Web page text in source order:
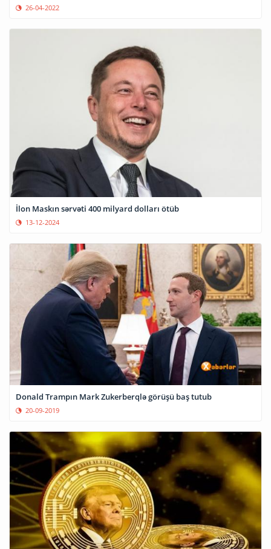
26-04-2022
İlon Maskın sərvəti 400 milyard dolları ötüb
13-12-2024
Donald Trampın Mark Zukerberqlə görüşü baş tutub
20-09-2019